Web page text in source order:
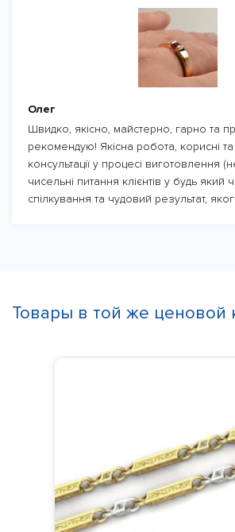
Олег
Швидко, якісно, майстерно, гарно та
рекомендую! Якісна робота, корисні
консультації у процесі виготовлення
чисельні питання клієнтів у будь
спілкування та чудовий результат,
Товары в той же ценовой